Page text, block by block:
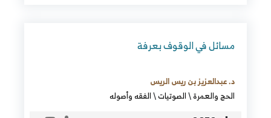
مسائل في الوقوف بعرفة
د. عبدالعزيز بن ريس الريس
الحج والعمرة\الصوتيات\الفقه وأصوله